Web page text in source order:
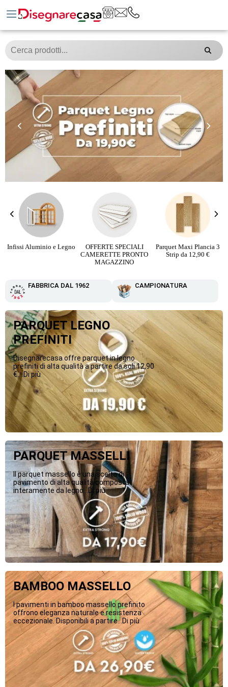
Infissi Aluminio e Legno
OFFERTE SPECIALI
CAMERETTE PRONTO
MAGAZZINO
Parquet Maxi Plancia 3
Strip da 12,90 €
FABBRICA DAL 1962 CAMPIONATURA
PARQUET LEGNO
PREFINITI
Disegnarecasa offre parquet in legno
prefiniti di alta qualità a partire da soli 12,90
€....Di più
PARQUET MASSELLI
Il parquet massello è una scelta di
pavimento di alta qualità composta
interamente da legno...Di più
BAMBOO MASSELLO
I pavimenti in bamboo massello prefinito
offrono eleganza naturale e resistenza
eccezionale. Disponibili a partire...Di più